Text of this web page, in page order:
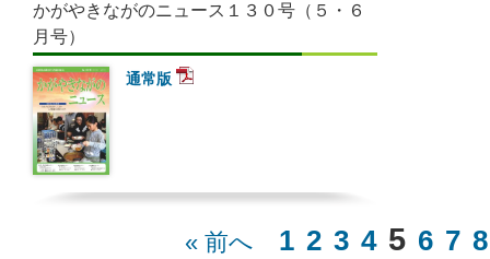
かがやきながのニュース１３０号（５・６
月号）
通常版
« 前へ 1 2 3 4 5 6 7 8